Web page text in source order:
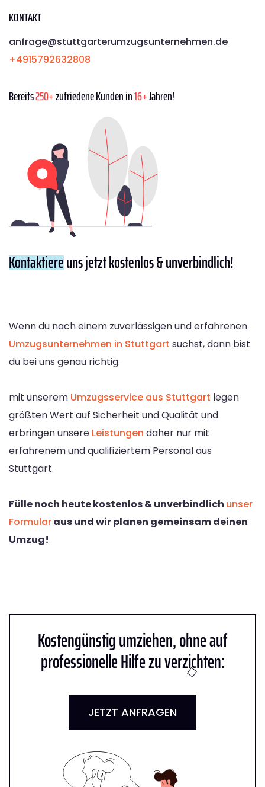
KONTAKT
anfrage@stuttgarterumzugsunternehmen.de
+4915792632808
Bereits250+zufriedene Kunden in16+Jahren!
Kontaktiereuns jetzt kostenlos & unverbindlich!
Wenn du nach einem zuverlässigen und erfahrenen
Umzugsunternehmen in Stuttgart suchst, dann bist
du bei uns genau richtig.
mit unserem Umzugsservice aus Stuttgart legen
größten Wert auf Sicherheit und Qualität und
erbringen unsere Leistungen daher nur mit
erfahrenem und qualifiziertem Personal aus
Stuttgart.
Fülle noch heute kostenlos & unverbindlich unser
Formularaus und wir planen gemeinsam deinen
Umzug!
Kostengünstig umziehen, ohne auf
professionelle Hilfe zu verzichten:
JETZT ANFRAGEN